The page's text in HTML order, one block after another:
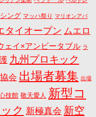
ング マッハ祭り マリオンアパ
タイオープン ムエロ
ェイ×アンビータブル ラ
九州プロキック
会 出場者募集 出場
技館 敬天愛人 新型コ
ク 新極真会 新空